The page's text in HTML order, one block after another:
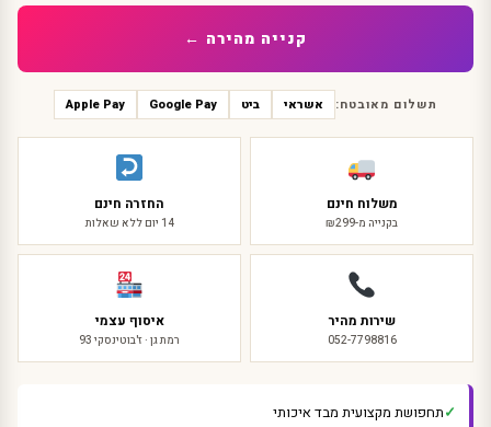
קנייה מהירה ←
תשלום מאובטח: אשראי ביט Google Pay
Apple Pay
משלוח חינם
בקנייה מ-₪299
החזרה חינם
14 יום ללא שאלות
שירות מהיר
052-7798816
איסוף עצמי
רמת גן · ז'בוטינסקי 93
תחפושת מקצועית מבד איכותי